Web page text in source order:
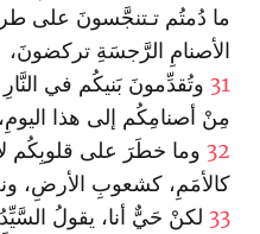
ما دُمتُم تـتنجَّسونَ على
الأصنامِ الرَّجسَةِ تركضونَ،
31 وتُقدِّمونَ بَنيكُم في النَّارِ
مِنْ أصنامِكُم إلى هذا
32 وما خطَرَ على قلوبِكُم
كالأمَمِ، كشعوبِ الأرضِ،
33 لكنْ حَيٌّ أنا، يقولُ